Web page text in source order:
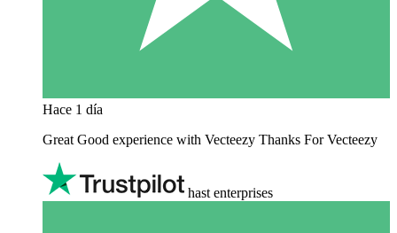
Hace 1 día
Great Good experience with Vecteezy Thanks For Vecteezy
hast enterprises